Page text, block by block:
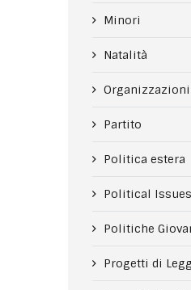
Minori
Natalità
Partito
Politica estera
Political Issues
Politiche
Progetti di